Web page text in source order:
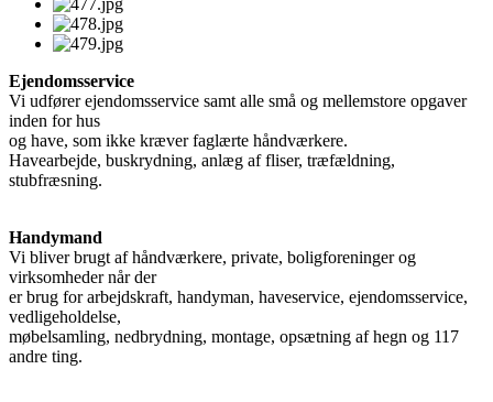
Ejendomsservice
Vi udfører ejendomsservice samt alle små og mellemstore opgaver
inden for hus
og have, som ikke kræver faglærte håndværkere.
Havearbejde, buskrydning, anlæg af fliser, træfældning,
stubfræsning.
Handymand
Vi bliver brugt af håndværkere, private, boligforeninger og
virksomheder når der
er brug for arbejdskraft, handyman, haveservice, ejendomsservice,
vedligeholdelse,
møbelsamling, nedbrydning, montage, opsætning af hegn og 117
andre ting.